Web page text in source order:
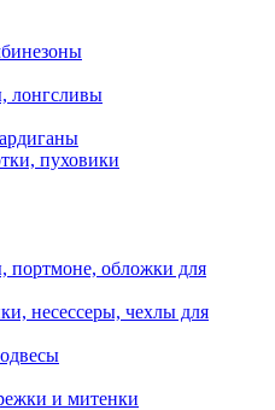
лонгсливы
пуховики
портмоне, обложки для
несессеры, чехлы для
и митенки